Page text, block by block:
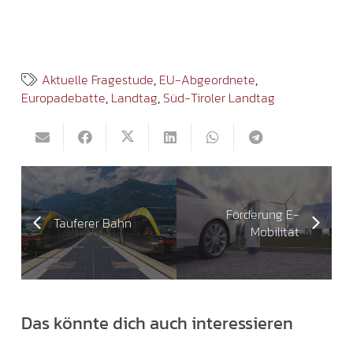
Aktuelle Fragestude, EU-Abgeordnete,
Europadebatte, Landtag, Süd-Tiroler Landtag
Tauferer Bahn
Förderung E-
Mobilität
Das könnte dich auch interessieren